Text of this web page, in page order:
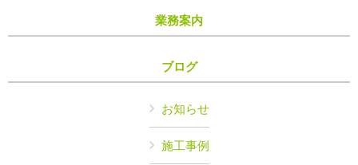
業務案内
ブログ
お知らせ
施工事例